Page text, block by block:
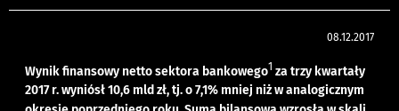
08.12.2017
Wynik finansowy netto sektora bankowego1 za trzy kwartały
2017 r. wyniósł 10,6 mld zł, tj. o 7,1% mniej niż w analogicznym